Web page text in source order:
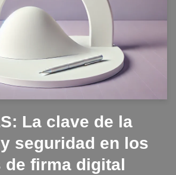
La clave de la
seguridad en los
de firma digital